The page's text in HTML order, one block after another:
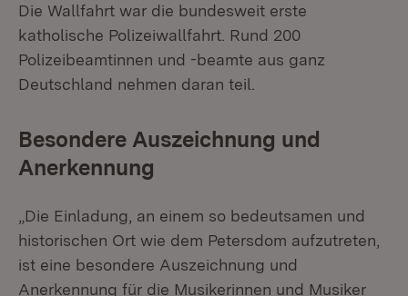
Die Wallfahrt war die bundesweit erste
katholische Polizeiwallfahrt. Rund 200
Polizeibeamtinnen und -beamte aus ganz
Deutschland nehmen daran teil.
Besondere Auszeichnung und
Anerkennung
„Die Einladung, an einem so bedeutsamen und
historischen Ort wie dem Petersdom aufzutreten,
ist eine besondere Auszeichnung und
Anerkennung für die Musikerinnen und Musiker